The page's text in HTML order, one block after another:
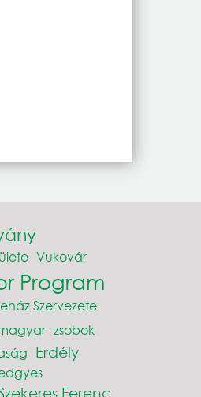
Vukovár
Program
Szervezete
zsobok
Erdély
Ferenc